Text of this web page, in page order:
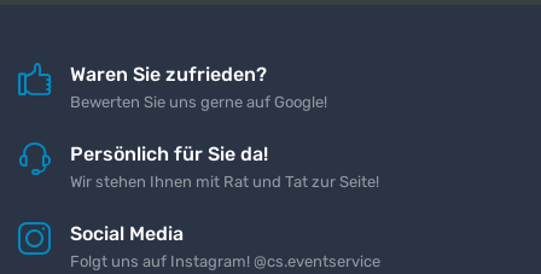
Waren Sie zufrieden?
Bewerten Sie uns gerne auf Google!
Persönlich für Sie da!
Wir stehen Ihnen mit Rat und Tat zur Seite!
Social Media
Folgt uns auf Instagram! @cs.eventservice